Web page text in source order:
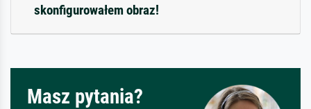
skonfigurowałem obraz!
Masz pytania?